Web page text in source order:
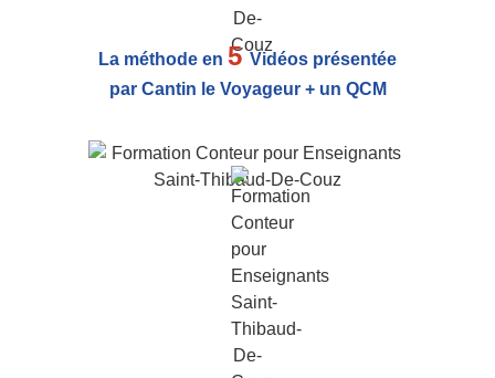
La méthode en 5Vidéos présentée
par Cantin le Voyageur + un QCM